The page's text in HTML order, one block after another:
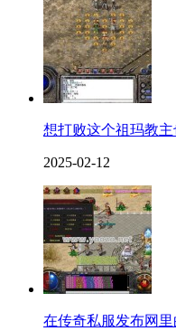
想打败这个祖玛教
2025-02-12
在传奇私服发布网